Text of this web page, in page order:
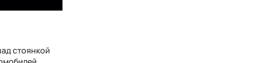
стоянкой